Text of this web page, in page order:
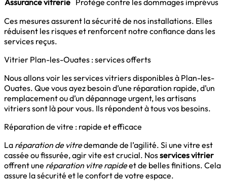
Ces mesures assurent la sécurité de nos installations. Elles
réduisent les risques et renforcent notre confiance dans les
services reçus.
Vitrier Plan-les-Ouates : services offerts
Nous allons voir les services vitriers disponibles à Plan-les-
Ouates. Que vous ayez besoin d’une réparation rapide, d’un
remplacement ou d’un dépannage urgent, les artisans
vitriers sont là pour vous. Ils répondent à tous vos besoins.
Réparation de vitre : rapide et efficace
La réparation de vitredemande de l’agilité. Si une vitre est
cassée ou fissurée, agir vite est crucial. Nosservices vitrier
offrent une réparation vitre rapideet de belles finitions. Cela
assure la sécurité et le confort de votre espace.